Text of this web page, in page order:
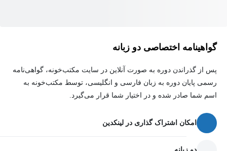
مدل‌سازی انواع دیوارهای شیشه‌ای
مدل‌سازی انواع سقف و مدل‌سازی توپوگرافی، رمپ و نرده
هدف از برگزاری دوره آموزش رویت Revit چیست؟
گواهینامه اختصاصی دو زبانه
پس از گذراندن دوره به صورت آنلاین در سایت مکتب‌خونه، گواهی‌نامه
رسمی پایان دوره به زبان فارسی و انگلیسی، توسط مکتب‌خونه به
اسم شما صادر شده و در اختیار شما قرار می‌گیرد.
امکان اشتراک گذاری در لینکدین